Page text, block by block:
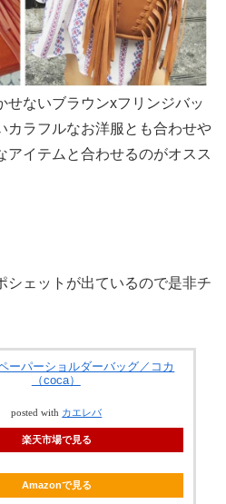
せないブラウンxフリンジバッ
カラフルなお洋服とも合わせや
アイテムと合わせるのがオスス
シェットが出ているので是非チ
ーパーショルダーバッグ／コカ
（coca）
posted with カエレバ
楽天市場で見る
Amazonで見る